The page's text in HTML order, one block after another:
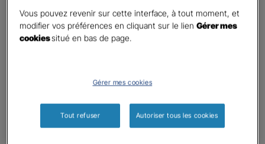
Téléphone
United
Informations complémentaires (facultatif)
Vous pouvez revenir sur cette interface, à tout moment, et
modifier vos préférences en cliquant sur le lienGérer mes
cookiessitué en bas de page.
Gérer mes cookies
Tout refuser Autoriser tous les cookies